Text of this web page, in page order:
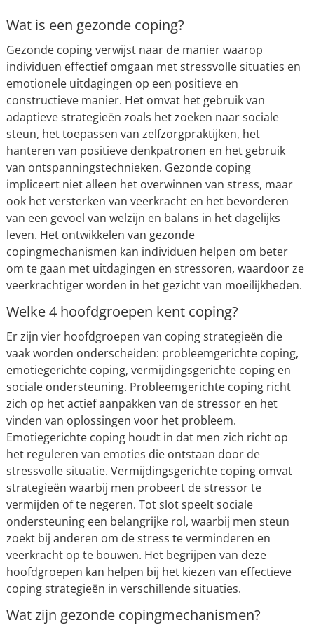
Wat is een gezonde coping?
Gezonde coping verwijst naar de manier waarop
individuen effectief omgaan met stressvolle situaties en
emotionele uitdagingen op een positieve en
constructieve manier. Het omvat het gebruik van
adaptieve strategieën zoals het zoeken naar sociale
steun, het toepassen van zelfzorgpraktijken, het
hanteren van positieve denkpatronen en het gebruik
van ontspanningstechnieken. Gezonde coping
impliceert niet alleen het overwinnen van stress, maar
ook het versterken van veerkracht en het bevorderen
van een gevoel van welzijn en balans in het dagelijks
leven. Het ontwikkelen van gezonde
copingmechanismen kan individuen helpen om beter
om te gaan met uitdagingen en stressoren, waardoor ze
veerkrachtiger worden in het gezicht van moeilijkheden.
Welke 4 hoofdgroepen kent coping?
Er zijn vier hoofdgroepen van coping strategieën die
vaak worden onderscheiden: probleemgerichte coping,
emotiegerichte coping, vermijdingsgerichte coping en
sociale ondersteuning. Probleemgerichte coping richt
zich op het actief aanpakken van de stressor en het
vinden van oplossingen voor het probleem.
Emotiegerichte coping houdt in dat men zich richt op
het reguleren van emoties die ontstaan door de
stressvolle situatie. Vermijdingsgerichte coping omvat
strategieën waarbij men probeert de stressor te
vermijden of te negeren. Tot slot speelt sociale
ondersteuning een belangrijke rol, waarbij men steun
zoekt bij anderen om de stress te verminderen en
veerkracht op te bouwen. Het begrijpen van deze
hoofdgroepen kan helpen bij het kiezen van effectieve
coping strategieën in verschillende situaties.
Wat zijn gezonde copingmechanismen?